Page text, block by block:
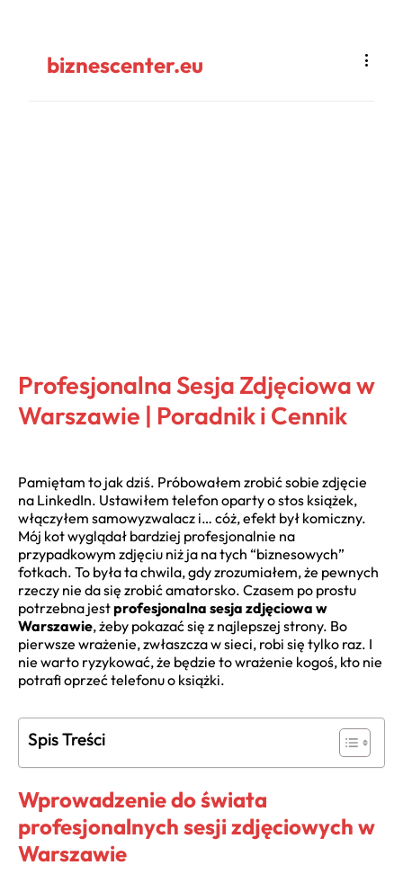
biznescenter.eu
Profesjonalna Sesja Zdjęciowa w
Warszawie | Poradnik i Cennik
Pamiętam to jak dziś. Próbowałem zrobić sobie zdjęcie
na LinkedIn. Ustawiłem telefon oparty o stos książek,
włączyłem samowyzwalacz i… cóż, efekt był komiczny.
Mój kot wyglądał bardziej profesjonalnie na
przypadkowym zdjęciu niż ja na tych “biznesowych”
fotkach. To była ta chwila, gdy zrozumiałem, że pewnych
rzeczy nie da się zrobić amatorsko. Czasem po prostu
potrzebna jestprofesjonalna sesja zdjęciowa w
Warszawie, żeby pokazać się z najlepszej strony. Bo
pierwsze wrażenie, zwłaszcza w sieci, robi się tylko raz. I
nie warto ryzykować, że będzie to wrażenie kogoś, kto nie
potrafi oprzeć telefonu o książki.
Spis Treści
Wprowadzenie do świata
profesjonalnych sesji zdjęciowych w
Warszawie